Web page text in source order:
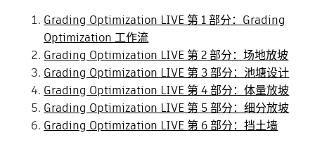
Grading Optimization LIVE 第 1 部分：Grading
Optimization 工作流
Grading Optimization LIVE 第 2 部分：场地放坡
Grading Optimization LIVE 第 3 部分：池塘设计
Grading Optimization LIVE 第 4 部分：体量放坡
Grading Optimization LIVE 第 5 部分：细分放坡
Grading Optimization LIVE 第 6 部分：挡土墙